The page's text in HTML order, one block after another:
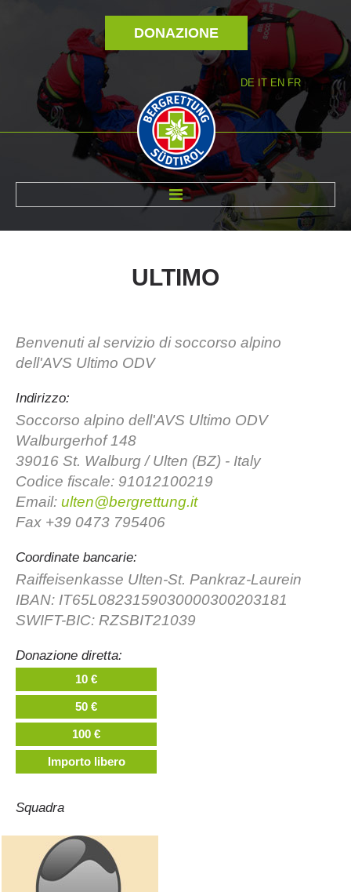
DONAZIONE
DE IT EN FR
ULTIMO
Benvenuti al servizio di soccorso alpino
dell'AVS Ultimo ODV
Indirizzo:
Soccorso alpino dell'AVS Ultimo ODV
Walburgerhof 148
39016 St. Walburg / Ulten (BZ) - Italy
Codice fiscale: 91012100219
Email: ulten@bergrettung.it
Fax +39 0473 795406
Coordinate bancarie:
Raiffeisenkasse Ulten-St. Pankraz-Laurein
IBAN: IT65L0823159030000300203181
SWIFT-BIC: RZSBIT21039
Donazione diretta:
10 €
50 €
100 €
Importo libero
Squadra